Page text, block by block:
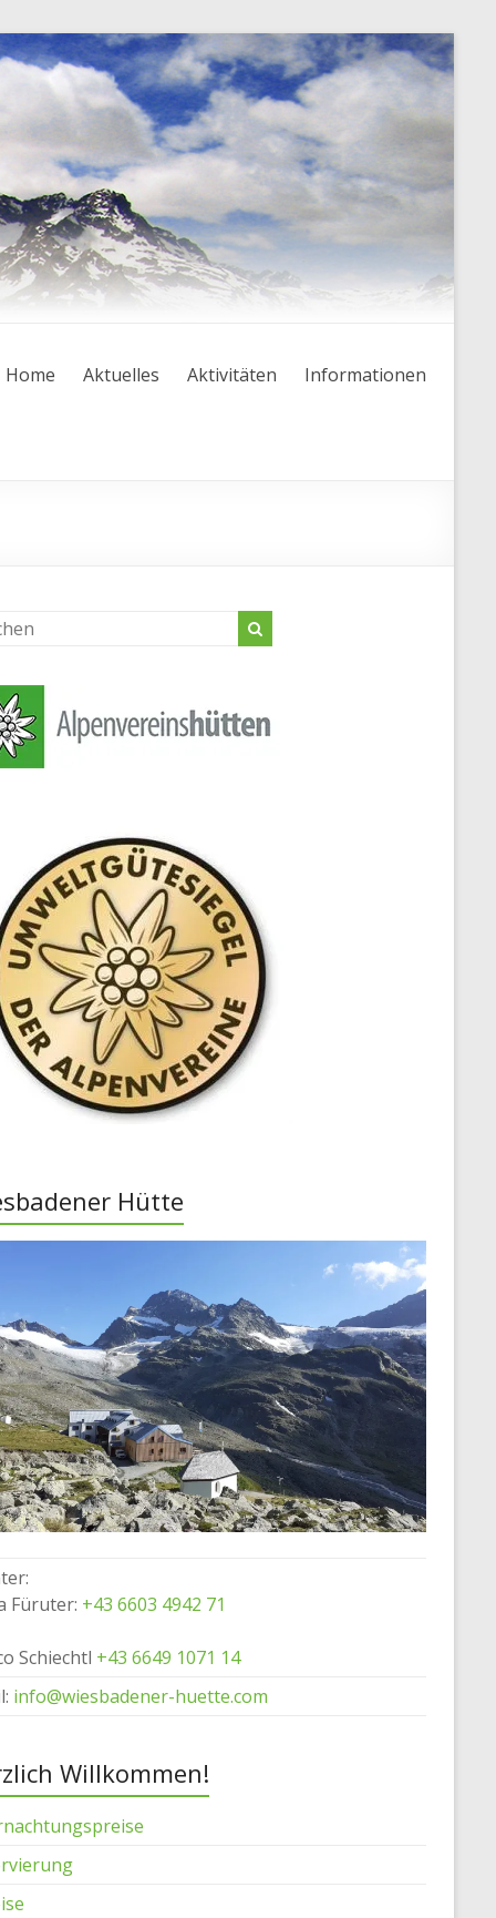
Home Aktuelles Aktivitäten Informationen
Hütte
Füruter: +43 6603 4942 71
Schiechtl +43 6649 1071 14
info@wiesbadener-huette.com
Willkommen!